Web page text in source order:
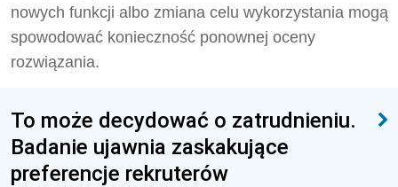
nowych funkcji albo zmiana celu wykorzystania mogą
spowodować konieczność ponownej oceny
rozwiązania.
To może decydować o zatrudnieniu.
Badanie ujawnia zaskakujące
preferencje rekruterów